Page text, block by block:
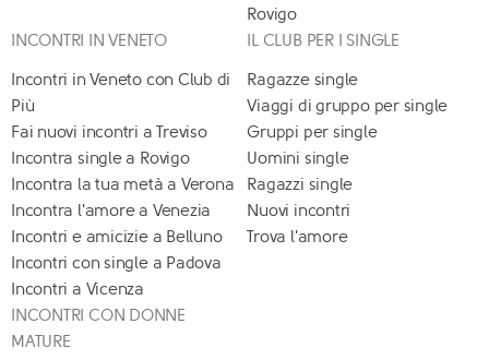
Rovigo
INCONTRI IN VENETO
Incontri in Veneto con Club di
Più
Fai nuovi incontri a Treviso
Incontra single a Rovigo
Incontra la tua metà a Verona
Incontra l'amore a Venezia
Incontri e amicizie a Belluno
Incontri con single a Padova
Incontri a Vicenza
IL CLUB PER I SINGLE
Ragazze single
Viaggi di gruppo per single
Gruppi per single
Uomini single
Ragazzi single
Nuovi incontri
Trova l'amore
INCONTRI CON DONNE
MATURE